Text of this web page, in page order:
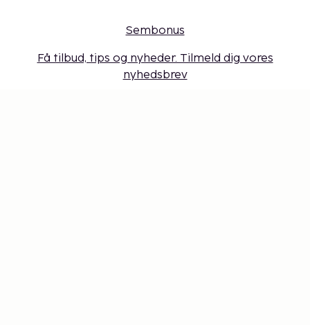
Sembonus
Få tilbud, tips og nyheder. Tilmeld dig vores
nyhedsbrev